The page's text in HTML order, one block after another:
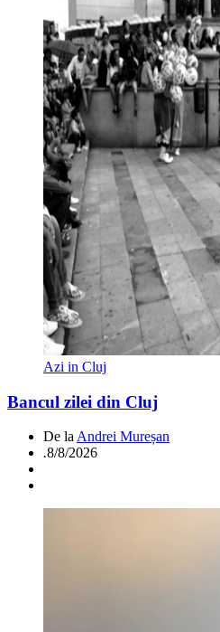
Azi in Cluj
Bancul zilei din Cluj
De la Andrei Mureșan
.8/8/2026